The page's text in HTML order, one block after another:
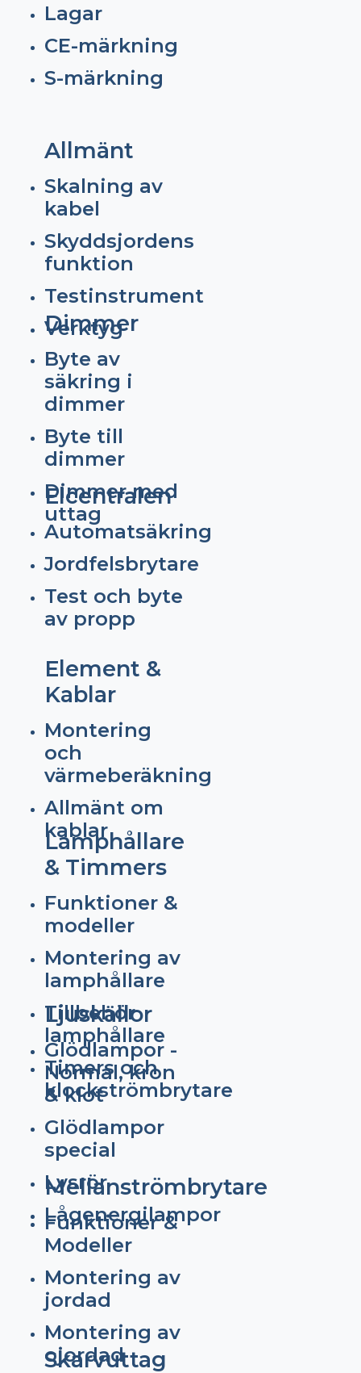
Lagar
CE-märkning
S-märkning
Allmänt
Skalning av
kabel
Skyddsjordens
funktion
Testinstrument
Verktyg
Dimmer
Byte av
säkring i
dimmer
Byte till
dimmer
Dimmer med
uttag
Elcentralen
Automatsäkring
Jordfelsbrytare
Test och byte
av propp
Element &
Kablar
Montering
och
värmeberäkning
Allmänt om
kablar
Lamphållare
& Timmers
Funktioner &
modeller
Montering av
lamphållare
Tillbehör
lamphållare
Timers och
klockströmbrytare
Ljuskällor
Glödlampor -
Normal, kron
& klot
Glödlampor
special
Lysrör
Lågenergilampor
Mellanströmbrytare
Funktioner &
Modeller
Montering av
jordad
Montering av
ojordad
Skarvuttag